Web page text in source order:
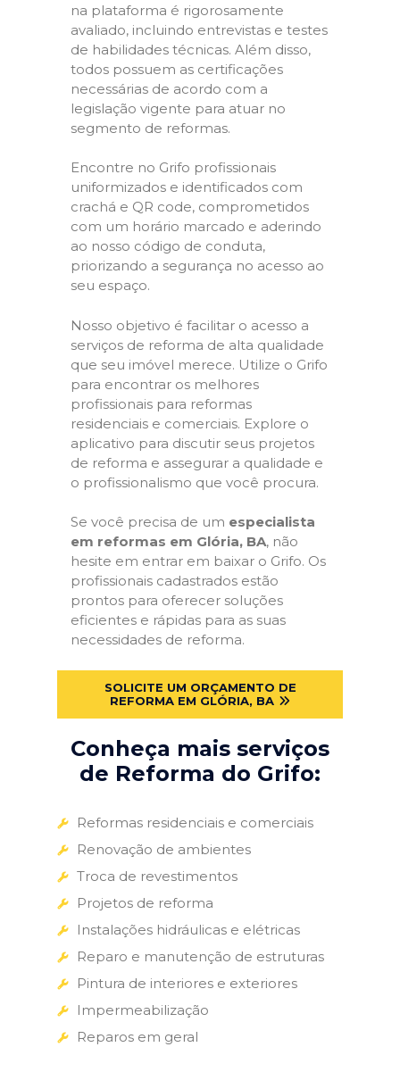
na plataforma é rigorosamente
avaliado, incluindo entrevistas e testes
de habilidades técnicas. Além disso,
todos possuem as certificações
necessárias de acordo com a
legislação vigente para atuar no
segmento de reformas.
Encontre no Grifo profissionais
uniformizados e identificados com
crachá e QR code, comprometidos
com um horário marcado e aderindo
ao nosso código de conduta,
priorizando a segurança no acesso ao
seu espaço.
Nosso objetivo é facilitar o acesso a
serviços de reforma de alta qualidade
que seu imóvel merece. Utilize o Grifo
para encontrar os melhores
profissionais para reformas
residenciais e comerciais. Explore o
aplicativo para discutir seus projetos
de reforma e assegurar a qualidade e
o profissionalismo que você procura.
Se você precisa de um especialista
em reformas em Glória, BA, não
hesite em entrar em baixar o Grifo. Os
profissionais cadastrados estão
prontos para oferecer soluções
eficientes e rápidas para as suas
necessidades de reforma.
SOLICITE UM ORÇAMENTO DE
REFORMA EM GLÓRIA, BA
Conheça mais serviços
de Reforma do Grifo:
Reformas residenciais e comerciais
Renovação de ambientes
Troca de revestimentos
Projetos de reforma
Instalações hidráulicas e elétricas
Reparo e manutenção de estruturas
Pintura de interiores e exteriores
Impermeabilização
Reparos em geral